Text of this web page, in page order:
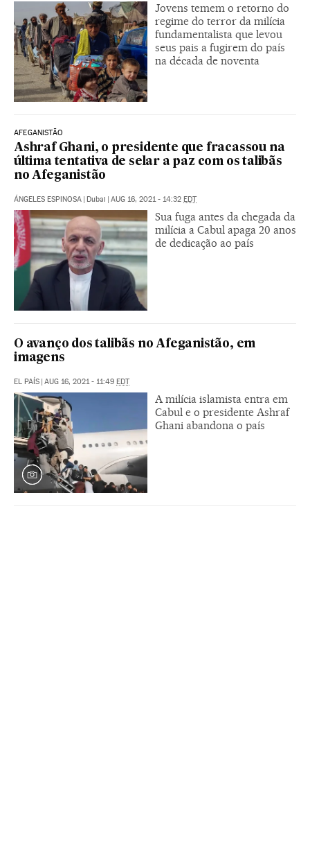
Jovens temem o retorno do
regime do terror da milícia
fundamentalista que levou
seus pais a fugirem do país
na década de noventa
AFEGANISTÃO
Ashraf Ghani, o presidente que fracassou na
última tentativa de selar a paz com os talibãs
no Afeganistão
ÁNGELES ESPINOSA | Dubai | AUG 16, 2021 - 14:32 EDT
Sua fuga antes da chegada da
milícia a Cabul apaga 20 anos
de dedicação ao país
O avanço dos talibãs no Afeganistão, em
imagens
EL PAÍS | AUG 16, 2021 - 11:49 EDT
A milícia islamista entra em
Cabul e o presidente Ashraf
Ghani abandona o país